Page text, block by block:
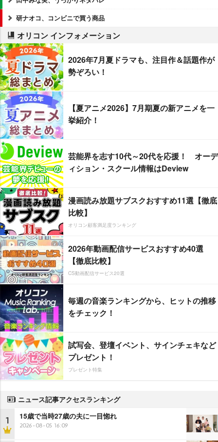
研ナオコ、コンビニで買う商品
オリコン インフォメーション
2026年7月夏ドラマも、注目作＆話題作が
勢ぞろい！
【夏アニメ2026】7月期夏の新アニメを一
挙紹介！
芸能界を志す10代～20代を応援！ オーデ
ィション・スクール情報はDeview
漫画読み放題サブスクおすすめ11選【徹底
比較】
オリコン顧客満足度ランキング
2026年動画配信サービスおすすめ40選
【徹底比較】
CS動画配信サービス20選
毎週の音楽ランキングから、ヒットの推移
をチェック！
試写会、登壇イベント、サインチェキなど
プレゼント！
プレゼント特集
ニュース記事アクセスランキング
1 15歳で当時27歳の夫に一目惚れ
2026-08-05 16:09